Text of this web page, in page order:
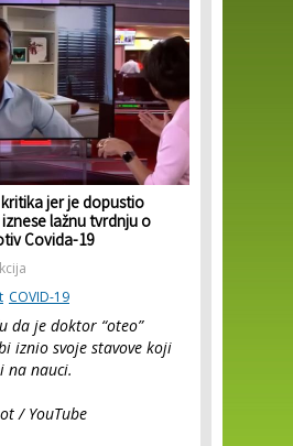
jer je dopustio
lažnu tvrdnju o
Covida-19
COVID-19
da je doktor “oteo”
iznio svoje stavove koji
na nauci.
/ YouTube